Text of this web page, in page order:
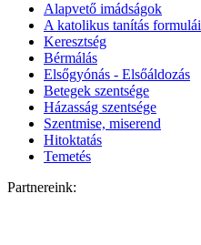
Alapvető imádságok
A katolikus tanítás formulái
Keresztség
Bérmálás
Elsőgyónás - Elsőáldozás
Betegek szentsége
Házasság szentsége
Szentmise, miserend
Hitoktatás
Temetés
Partnereink: